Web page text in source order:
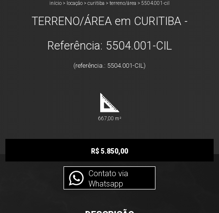
início > locação > curitiba > terreno/área > 5504.001-cil
TERRENO/ÁREA em CURITIBA -
Referência: 5504.001-CIL
(referência.: 5504.001-CIL)
667,00 m²
R$ 5.850,00
Contato via
Whatsapp